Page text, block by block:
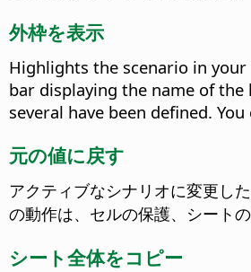
外枠を表示
Highlights the scenario in
bar displaying the name of
several have been defined.
元の値に戻す
アクティブなシナリオに変更し
の動作は、セルの保護、シート
シート全体をコピー